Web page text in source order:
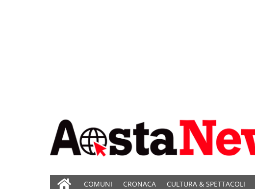
COMUNI CRONACA CULTURA & SPETTACOLI